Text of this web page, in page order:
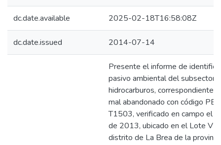
dc.date.available 2025-02-18T16:58:08Z
dc.date.issued 2014-07-14
Presente el informe de
pasivo ambiental del subsector
hidrocarburos, correspondiente
mal abandonado con código
T1503, verificado en campo el
de 2013, ubicado en el Lote VII,
distrito de La Brea de la